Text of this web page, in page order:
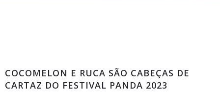
COCOMELON E RUCA SÃO CABEÇAS DE
CARTAZ DO FESTIVAL PANDA 2023